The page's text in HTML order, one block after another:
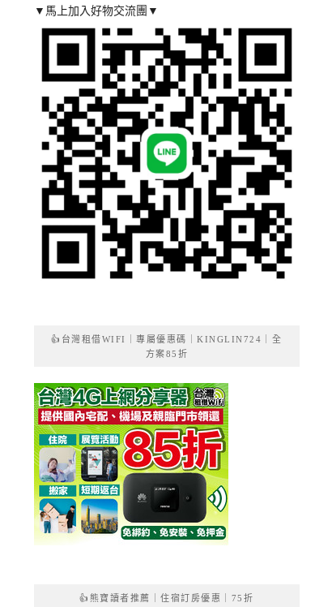
▼馬上加入好物交流團▼
👍台灣租借WIFI｜專屬優惠碼｜KINGLIN724｜全
方案85折
👍熊寶讀者推薦｜住宿訂房優惠｜75折